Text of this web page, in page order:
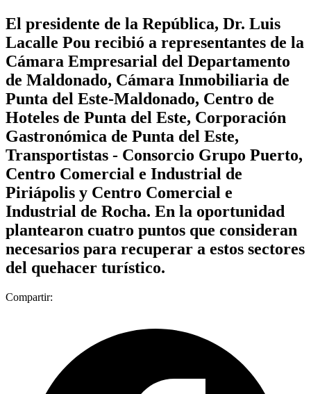
El presidente de la República, Dr. Luis
Lacalle Pou recibió a representantes de la
Cámara Empresarial del Departamento
de Maldonado, Cámara Inmobiliaria de
Punta del Este-Maldonado, Centro de
Hoteles de Punta del Este, Corporación
Gastronómica de Punta del Este,
Transportistas - Consorcio Grupo Puerto,
Centro Comercial e Industrial de
Piriápolis y Centro Comercial e
Industrial de Rocha. En la oportunidad
plantearon cuatro puntos que consideran
necesarios para recuperar a estos sectores
del quehacer turístico.
Compartir: